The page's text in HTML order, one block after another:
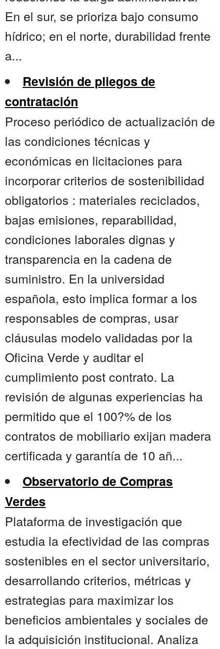
En el sur, se prioriza bajo consumo
hídrico; en el norte, durabilidad frente
a...
Revisión de pliegos de
contratación
Proceso periódico de actualización de
las condiciones técnicas y
económicas en licitaciones para
incorporar criterios de sostenibilidad
obligatorios : materiales reciclados,
bajas emisiones, reparabilidad,
condiciones laborales dignas y
transparencia en la cadena de
suministro. En la universidad
española, esto implica formar a los
responsables de compras, usar
cláusulas modelo validadas por la
Oficina Verde y auditar el
cumplimiento post contrato. La
revisión de algunas experiencias ha
permitido que el 100?% de los
contratos de mobiliario exijan madera
certificada y garantía de 10 añ...
Observatorio de Compras
Verdes
Plataforma de investigación que
estudia la efectividad de las compras
sostenibles en el sector universitario,
desarrollando criterios, métricas y
estrategias para maximizar los
beneficios ambientales y sociales de
la adquisición institucional. Analiza